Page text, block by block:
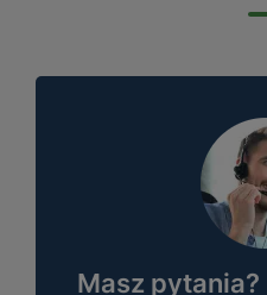
Masz pytania?